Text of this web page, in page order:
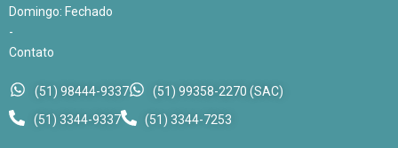
Domingo: Fechado
-
Contato
(51) 98444-9337
(51) 99358-2270 (SAC)
(51) 3344-9337
(51) 3344-7253